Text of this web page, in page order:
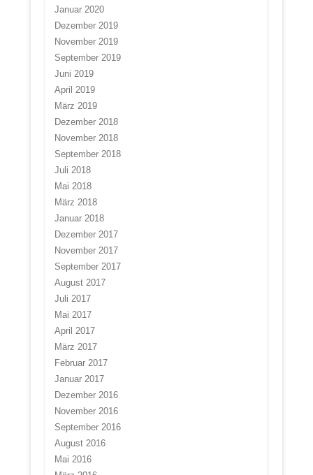
Januar 2020
Dezember 2019
November 2019
September 2019
Juni 2019
April 2019
März 2019
Dezember 2018
November 2018
September 2018
Juli 2018
Mai 2018
März 2018
Januar 2018
Dezember 2017
November 2017
September 2017
August 2017
Juli 2017
Mai 2017
April 2017
März 2017
Februar 2017
Januar 2017
Dezember 2016
November 2016
September 2016
August 2016
Mai 2016